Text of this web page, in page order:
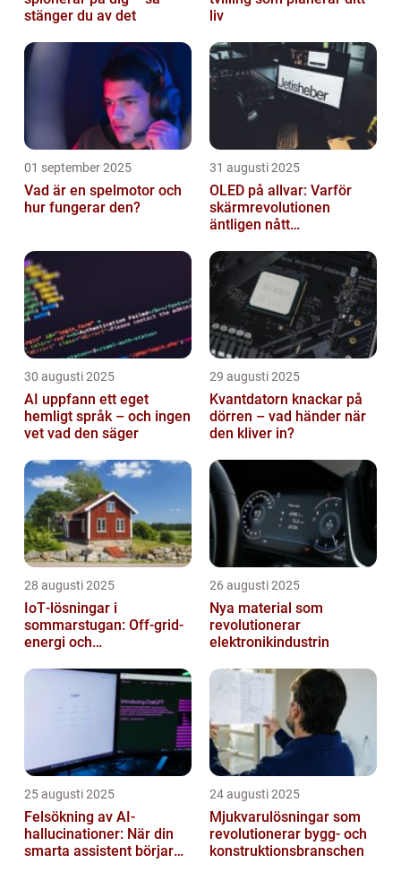
stänger du av det
liv
01 september 2025
Vad är en spelmotor och
hur fungerar den?
31 augusti 2025
OLED på allvar: Varför
skärmrevolutionen
äntligen nått
30 augusti 2025
AI uppfann ett eget
hemligt språk – och ingen
vet vad den säger
29 augusti 2025
Kvantdatorn knackar på
dörren – vad händer när
den kliver in?
28 augusti 2025
IoT‑lösningar i
sommarstugan: Off‑grid-
energi och
26 augusti 2025
Nya material som
revolutionerar
elektronikindustrin
25 augusti 2025
Felsökning av AI-
hallucinationer: När din
smarta assistent börjar
24 augusti 2025
Mjukvarulösningar som
revolutionerar bygg- och
konstruktionsbranschen